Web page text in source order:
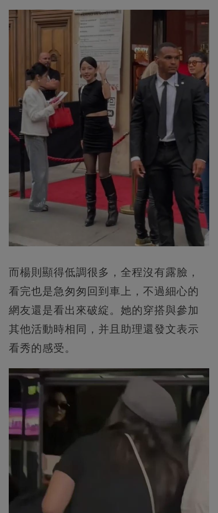
而楊則顯得低調很多，全程沒有露臉，
看完也是急匆匆回到車上，不過細心的
網友還是看出來破綻。她的穿搭與參加
其他活動時相同，并且助理還發文表示
看秀的感受。